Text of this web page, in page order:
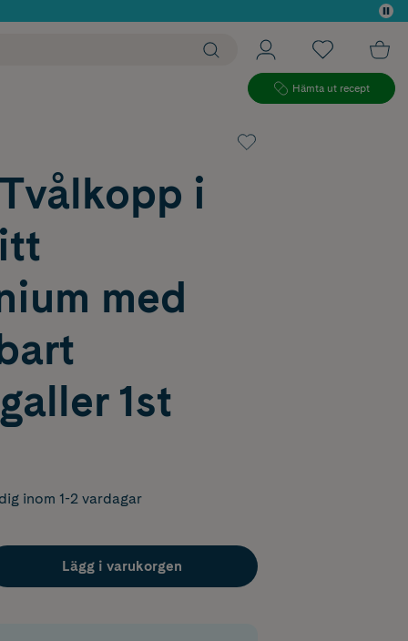
Hämta ut recept
i
med
1st
inom 1-2 vardagar
Lägg i varukorgen